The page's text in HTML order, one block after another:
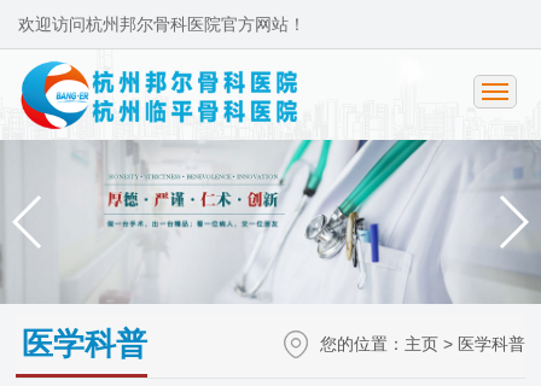
欢迎访问杭州邦尔骨科医院官方网站！
您的位置： 主页> 医学科普
医学科普